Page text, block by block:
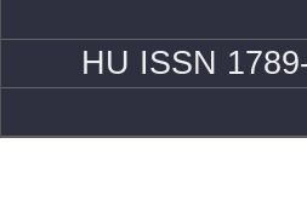
HU ISSN